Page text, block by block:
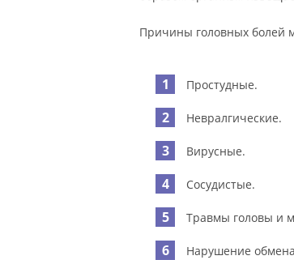
Причины головных болей
Простудные.
Невралгические.
Вирусные.
Сосудистые.
Травмы головы и
Нарушение